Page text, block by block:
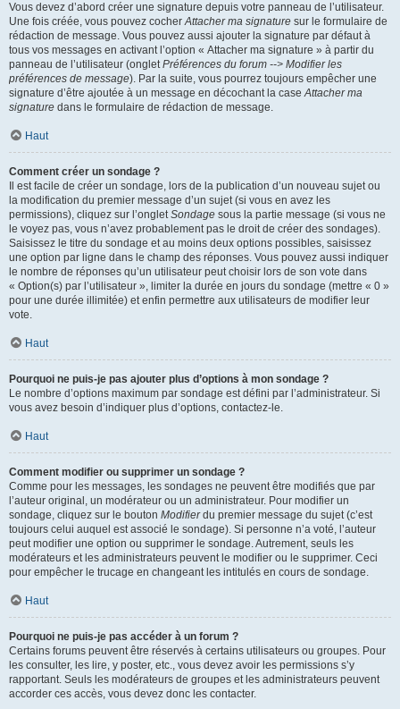
Vous devez d’abord créer une signature depuis votre panneau de l’utilisateur.
Une fois créée, vous pouvez cocherAttacher ma signature sur le formulaire de
rédaction de message. Vous pouvez aussi ajouter la signature par défaut à
tous vos messages en activant l’option « Attacher ma signature » à partir du
panneau de l’utilisateur (ongletPréférences du forum --> Modifier les
préférences de message). Par la suite, vous pourrez toujours empêcher une
signature d’être ajoutée à un message en décochant la caseAttacher ma
signature dans le formulaire de rédaction de message.
Haut
Comment créer un sondage ?
Il est facile de créer un sondage, lors de la publication d’un nouveau sujet ou
la modification du premier message d’un sujet (si vous en avez les
permissions), cliquez sur l’ongletSondage sous la partie message (si vous ne
le voyez pas, vous n’avez probablement pas le droit de créer des sondages).
Saisissez le titre du sondage et au moins deux options possibles, saisissez
une option par ligne dans le champ des réponses. Vous pouvez aussi indiquer
le nombre de réponses qu’un utilisateur peut choisir lors de son vote dans
« Option(s) par l’utilisateur », limiter la durée en jours du sondage (mettre « 0 »
pour une durée illimitée) et enfin permettre aux utilisateurs de modifier leur
vote.
Haut
Pourquoi ne puis-je pas ajouter plus d’options à mon sondage ?
Le nombre d’options maximum par sondage est défini par l’administrateur. Si
vous avez besoin d’indiquer plus d’options, contactez-le.
Haut
Comment modifier ou supprimer un sondage ?
Comme pour les messages, les sondages ne peuvent être modifiés que par
l’auteur original, un modérateur ou un administrateur. Pour modifier un
sondage, cliquez sur le bouton Modifierdu premier message du sujet (c’est
toujours celui auquel est associé le sondage). Si personne n’a voté, l’auteur
peut modifier une option ou supprimer le sondage. Autrement, seuls les
modérateurs et les administrateurs peuvent le modifier ou le supprimer. Ceci
pour empêcher le trucage en changeant les intitulés en cours de sondage.
Haut
Pourquoi ne puis-je pas accéder à un forum ?
Certains forums peuvent être réservés à certains utilisateurs ou groupes. Pour
les consulter, les lire, y poster, etc., vous devez avoir les permissions s’y
rapportant. Seuls les modérateurs de groupes et les administrateurs peuvent
accorder ces accès, vous devez donc les contacter.